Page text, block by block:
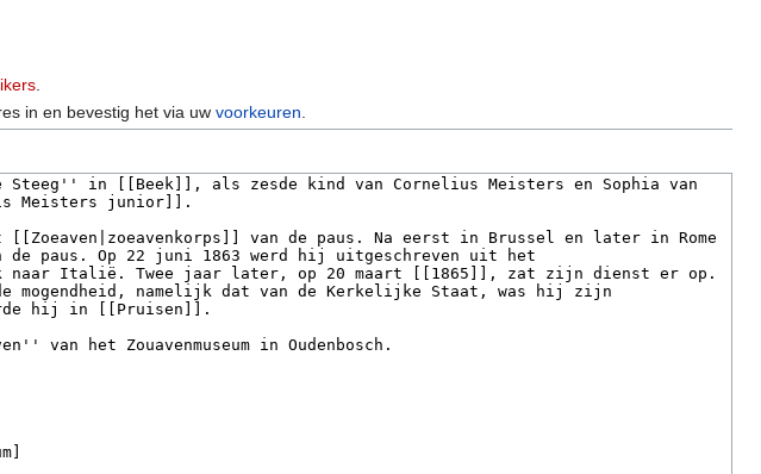
in en bevestig het via uwvoorkeuren